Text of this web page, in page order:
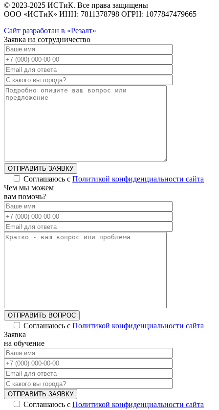
© 2023-2025 ИСТиК. Все права защищены
ООО «ИСТиК» ИНН: 7811378798 ОГРН: 1077847479665
Сайт разработан в «Резалт»
Заявка на сотрудничество
ОТПРАВИТЬ ЗАЯВКУ
Соглашаюсь с Политикой конфиденциальности сайта
Чем мы можем
вам помочь?
ОТПРАВИТЬ ВОПРОС
Соглашаюсь с Политикой конфиденциальности сайта
Заявка
на обучение
ОТПРАВИТЬ ЗАЯВКУ
Соглашаюсь с Политикой конфиденциальности сайта